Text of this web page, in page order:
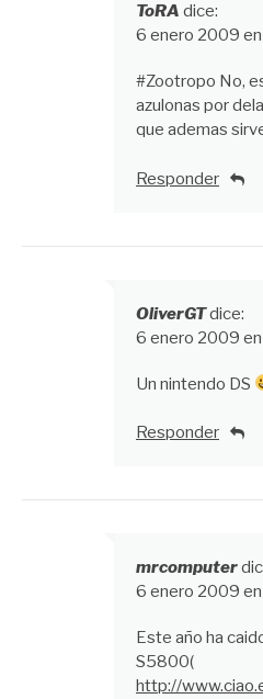
ToRA dice:
6 enero 2009
#Zootropo No,
azulonas por
que ademas
Responder
OliverGTdice:
6 enero 2009
Un nintendo DS
Responder
mrcomputer
6 enero 2009
Este año ha
S5800(
http://